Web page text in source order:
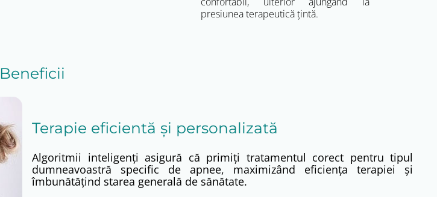
presiunea terapeutică țintă.
Beneficii
Terapie eficientă și personalizată
Algoritmii inteligenți asigură că primiți tratamentul corect pentru tipul
dumneavoastră specific de apnee, maximizând eficiența terapiei și
îmbunătățind starea generală de sănătate.